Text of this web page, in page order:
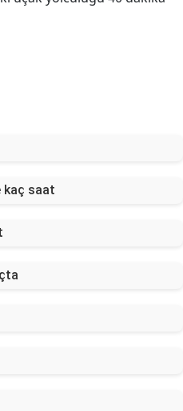
kaç saat